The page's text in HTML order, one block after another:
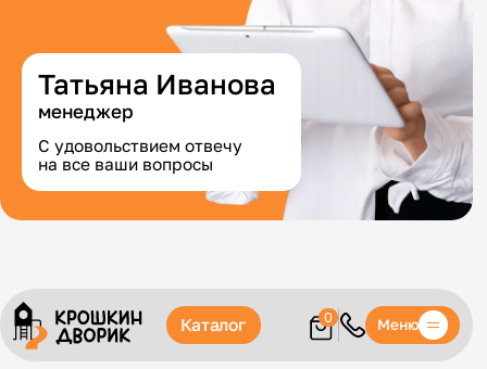
Татьяна Иванова
менеджер
С удовольствием отвечу
на все ваши вопросы
Каталог 0 Меню